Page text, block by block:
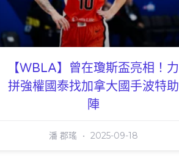
【WBLA】曾在瓊斯盃亮相！力
拼強權國泰找加拿大國手波特助
陣
潘 郡瑤 2025-09-18